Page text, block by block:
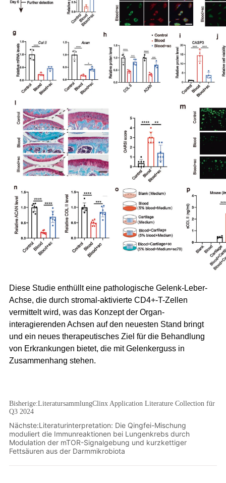
Bisherige:LiteratursammlungClinx Application Literature Collection für
Q3 2024
Nächste:Literaturinterpretation: Die Qingfei-Mischung
moduliert die Immunreaktionen bei Lungenkrebs durch
Modulation der mTOR-Signalgebung und kurzkettiger
Fettsäuren aus der Darmmikrobiota